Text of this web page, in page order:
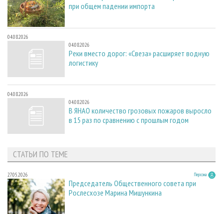
при общем падении импорта
04.08.2026
04.08.2026
Реки вместо дорог: «Свеза» расширяет водную
логистику
04.08.2026
04.08.2026
В ЯНАО количество грозовых пожаров выросло
в 15 раз по сравнению с прошлым годом
СТАТЬИ ПО ТЕМЕ
27.05.2026 Персона
Председатель Общественного совета при
Рослесхозе Марина Мишункина